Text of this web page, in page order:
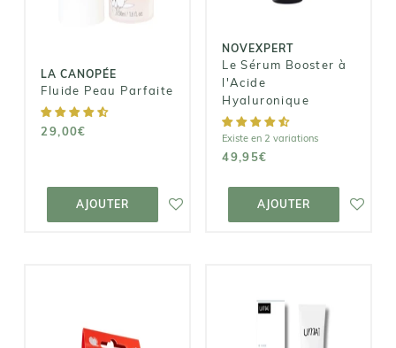
LA CANOPÉE
Fluide Peau Parfaite
29,00€
AJOUTER
29,00€
AJOUTER AU
PANIER
NOVEXPERT
Le Sérum Booster à
l'Acide
Hyaluronique
Existe en 2 variations
49,95€
AJOUTER
AJOUTER AU
PANIER